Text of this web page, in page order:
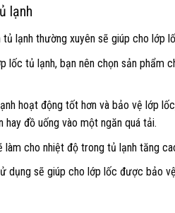
lạnh
lạnh thường xuyên sẽ giúp cho
lốc tủ lạnh, bạn nên chọn sản
hoạt động tốt hơn và bảo vệ lớp
hay đồ uống vào một ngăn quá tải.
làm cho nhiệt độ trong tủ lạnh tăng
dụng sẽ giúp cho lớp lốc được bảo